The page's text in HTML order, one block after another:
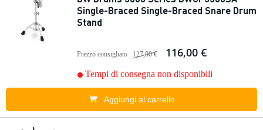
Single-Braced Single-Braced Snare Drum
Stand
Prezzo consigliato 127,00 € 116,00 €
Tempi di consegna non disponibili
Aggiungi al carrello